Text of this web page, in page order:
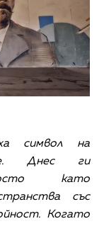
символ на
Днес ги
като
със
Когато